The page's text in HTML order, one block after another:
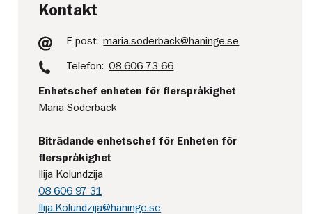
Kontakt
E-post: maria.soderback@haninge.se
Telefon: 08-606 73 66
Enhetschef enheten för flerspråkighet
Maria Söderbäck
Biträdande enhetschef för Enheten för
flerspråkighet
Ilija Kolundzija
08-606 97 31
Ilija.Kolundzija@haninge.se